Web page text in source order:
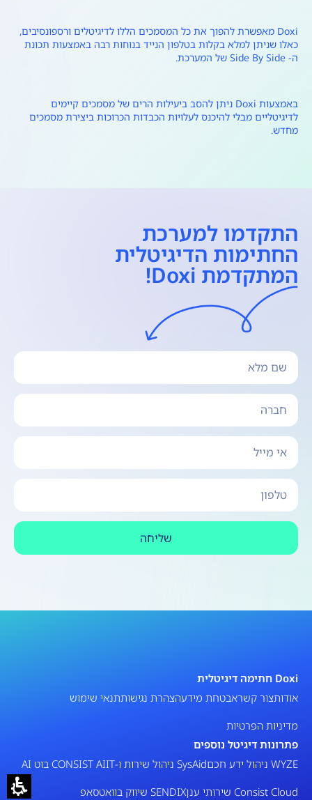
Doxi מאפשרת להפוך את כל המסמכים הללו לדיגיטלים ורספונסיבים,
כאלו שניתן למלא בקלות בטלפון הנייד בנוחות רבה באמצעות תכונת
ה- Side By Side של המערכת.
באמצעות Doxi ניתן להסב ביעילות הרים של מסמכים קיימים
לדיגיטליים מבלי להיכנס לעלויות הכבדות הכרוכות ביצירת מסמכים
מחדש.
התקדמו למערכת
החתימות הדיגיטלית
המתקדמת Doxi!
שליחה
Doxi חתימה דיגיטלית
אודותצור קשראבטחת מידעהצהרת נגישותתנאי שימוש
מדיניות הפרטיות
פתרונות דיגיטל נוספים
WYZE ניהול ידע חכם
SysAid ניהול שירות ו-IT
CONSIST AI בוט AI
Consist Cloud שירותי ענן
SENDIX שיווק בוואטסאפ